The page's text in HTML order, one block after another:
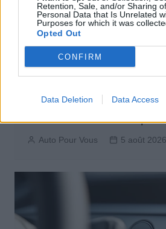
Retention, Sale, and/or Sharing
Personal Data that Is Unrelated
Purposes for which it was
Opted Out
CONFIRM
Data Deletion Data Access
Elon Musk nuirait
selon une étude
Auto Pour Vous 5 août 2026